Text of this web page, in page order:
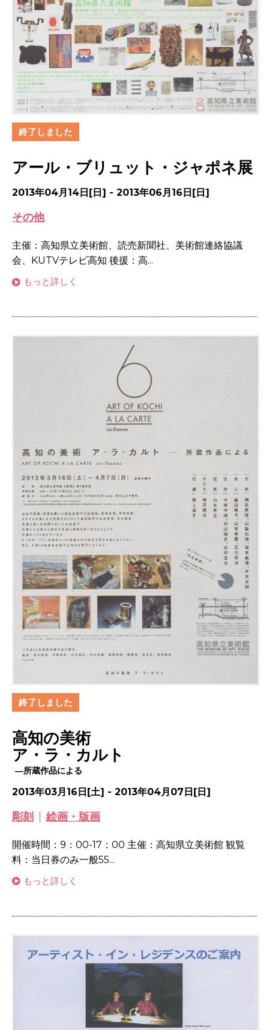
終了しました
アール・ブリュット・ジャポネ展
2013年04月14日[日] - 2013年06月16日[日]
その他
主催：高知県立美術館、読売新聞社、美術館連絡協議
会、KUTVテレビ高知 後援：高...
もっと詳しく
終了しました
高知の美術
ア・ラ・カルト
―所蔵作品による
2013年03月16日[土] - 2013年04月07日[日]
彫刻 絵画・版画
開催時間：9：00-17：00 主催：高知県立美術館 観覧
料：当日券のみ一般55...
もっと詳しく